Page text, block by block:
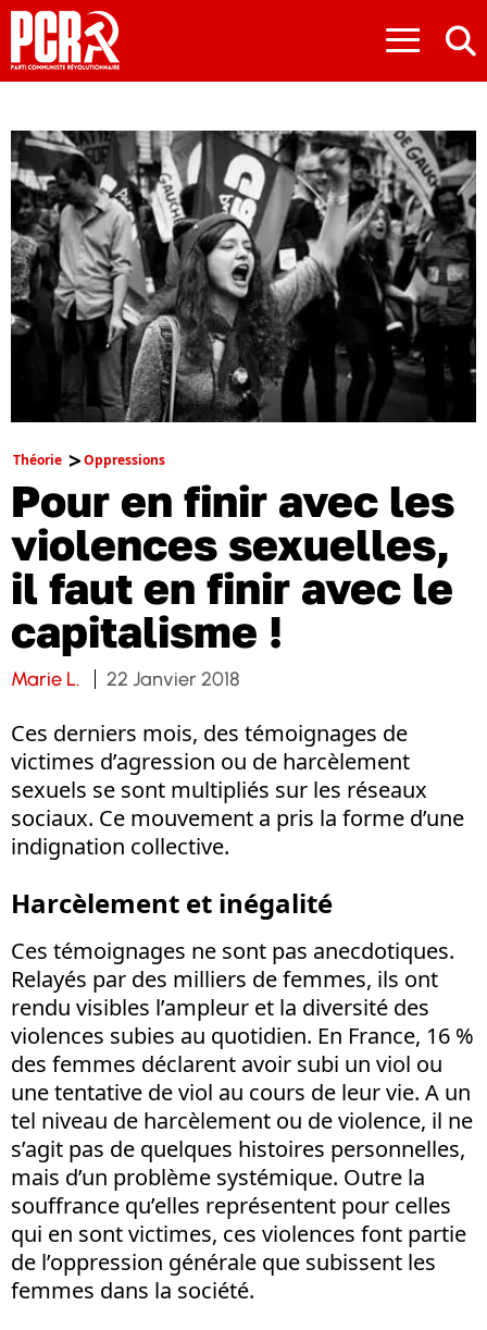
≡
Théorie Oppressions
Pour en finir avec les
violences sexuelles,
il faut en finir avec le
capitalisme !
Marie L. 22 Janvier 2018
Ces derniers mois, des témoignages de
victimes d’agression ou de harcèlement
sexuels se sont multipliés sur les réseaux
sociaux. Ce mouvement a pris la forme d’une
indignation collective.
Harcèlement et inégalité
Ces témoignages ne sont pas anecdotiques.
Relayés par des milliers de femmes, ils ont
rendu visibles l’ampleur et la diversité des
violences subies au quotidien. En France, 16 %
des femmes déclarent avoir subi un viol ou
une tentative de viol au cours de leur vie. A un
tel niveau de harcèlement ou de violence, il ne
s’agit pas de quelques histoires personnelles,
mais d’un problème systémique. Outre la
souffrance qu’elles représentent pour celles
qui en sont victimes, ces violences font partie
de l’oppression générale que subissent les
femmes dans la société.